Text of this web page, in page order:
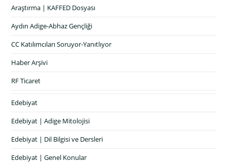
Araştırma | KAFFED Dosyası
Aydın Adige-Abhaz Gençliği
CC Katılımcıları Soruyor-Yanıtlıyor
Haber Arşivi
RF Ticaret
Edebiyat
Edebiyat | Adige Mitolojisi
Edebiyat | Dil Bilgisi ve Dersleri
Edebiyat | Genel Konular